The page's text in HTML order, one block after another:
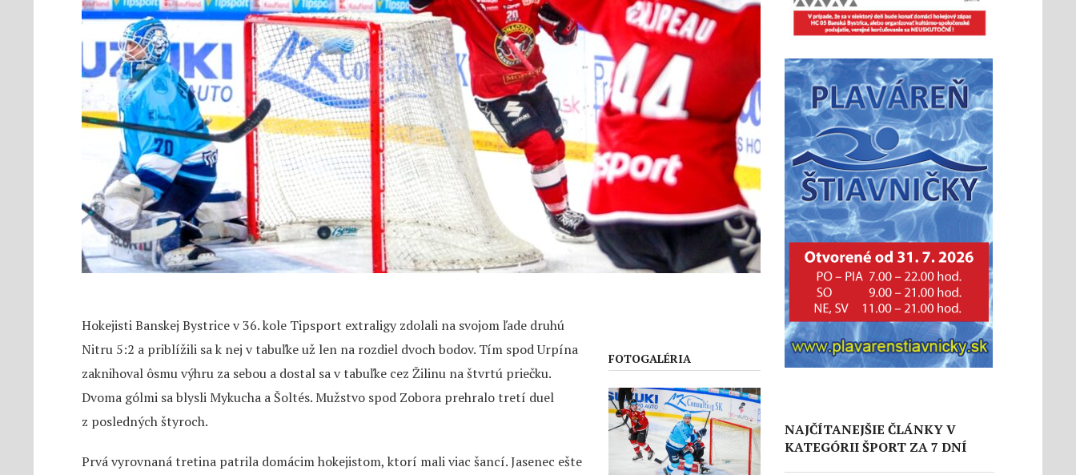
Hokejisti Banskej Bystrice v 36. kole Tipsport extraligy zdolali na svojom ľade druhú
Nitru 5:2 a priblížili sa k nej v tabuľke už len na rozdiel dvoch bodov. Tím spod Urpína
zaknihoval ôsmu výhru za sebou a dostal sa v tabuľke cez Žilinu na štvrtú priečku.
Dvoma gólmi sa blysli Mykucha a Šoltés. Mužstvo spod Zobora prehralo tretí duel
z posledných štyroch.
Prvá vyrovnaná tretina patrila domácim hokejistom, ktorí mali viac šancí. Jasenec ešte
FOTOGALÉRIA
NAJČÍTANEJŠIE ČLÁNKY V
KATEGÓRII ŠPORT ZA 7 DNÍ